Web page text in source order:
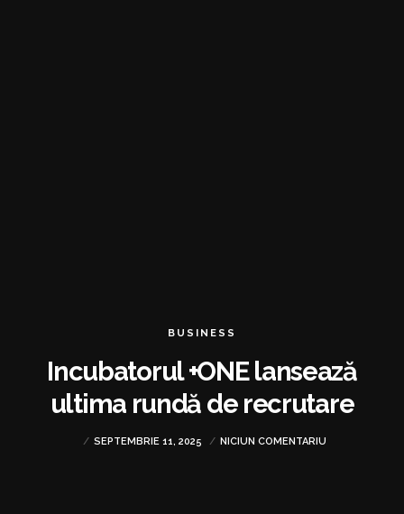
BUSINESS
Incubatorul +ONE lansează
ultima rundă de recrutare
SEPTEMBRIE 11, 2025 NICIUN COMENTARIU